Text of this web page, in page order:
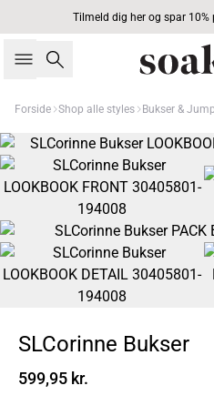
Tilmeld dig her og spar 10%
Søg
Forside Shop alle styles Bukser &
SLCorinne Bukser
599,95 kr.